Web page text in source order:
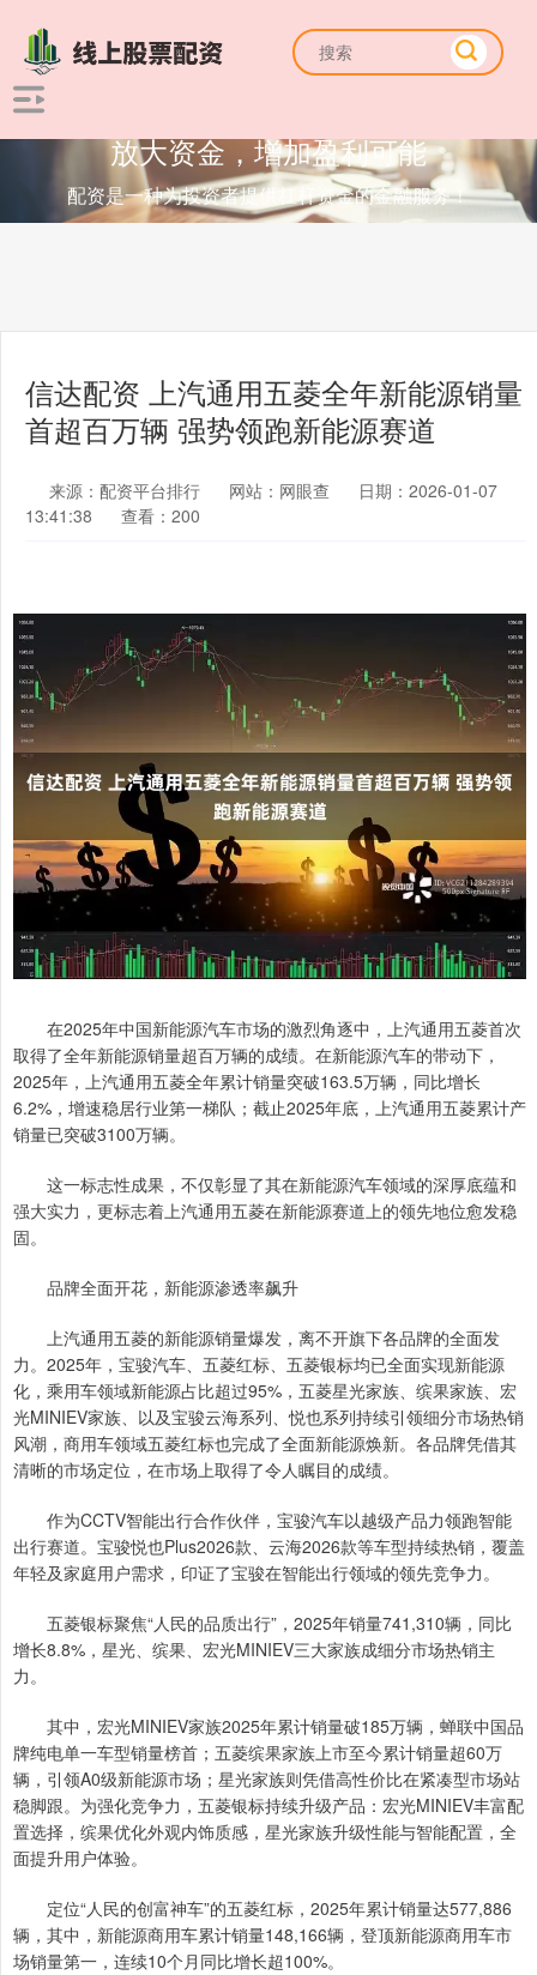
放大资金，增加盈利可能
配资是一种为投资者提供杠杆资金的金融服务！
信达配资 上汽通用五菱全年新能源销量
首超百万辆 强势领跑新能源赛道
来源：配资平台排行 网站：网眼查
日期：2026-01-07
13:41:38
查看：200
在2025年中国新能源汽车市场的激烈角逐中，上汽通用五菱首次
取得了全年新能源销量超百万辆的成绩。在新能源汽车的带动下，
2025年，上汽通用五菱全年累计销量突破163.5万辆，同比增长
6.2%，增速稳居行业第一梯队；截止2025年底，上汽通用五菱累计产
销量已突破3100万辆。
这一标志性成果，不仅彰显了其在新能源汽车领域的深厚底蕴和
强大实力，更标志着上汽通用五菱在新能源赛道上的领先地位愈发稳
固。
品牌全面开花，新能源渗透率飙升
上汽通用五菱的新能源销量爆发，离不开旗下各品牌的全面发
力。2025年，宝骏汽车、五菱红标、五菱银标均已全面实现新能源
化，乘用车领域新能源占比超过95%，五菱星光家族、缤果家族、宏
光MINIEV家族、以及宝骏云海系列、悦也系列持续引领细分市场热销
风潮，商用车领域五菱红标也完成了全面新能源焕新。各品牌凭借其
清晰的市场定位，在市场上取得了令人瞩目的成绩。
作为CCTV智能出行合作伙伴，宝骏汽车以越级产品力领跑智能
出行赛道。宝骏悦也Plus2026款、云海2026款等车型持续热销，覆盖
年轻及家庭用户需求，印证了宝骏在智能出行领域的领先竞争力。
五菱银标聚焦“人民的品质出行”，2025年销量741,310辆，同比
增长8.8%，星光、缤果、宏光MINIEV三大家族成细分市场热销主
力。
其中，宏光MINIEV家族2025年累计销量破185万辆，蝉联中国品
牌纯电单一车型销量榜首；五菱缤果家族上市至今累计销量超60万
辆，引领A0级新能源市场；星光家族则凭借高性价比在紧凑型市场站
稳脚跟。为强化竞争力，五菱银标持续升级产品：宏光MINIEV丰富配
置选择，缤果优化外观内饰质感，星光家族升级性能与智能配置，全
面提升用户体验。
定位“人民的创富神车”的五菱红标，2025年累计销量达577,886
辆，其中，新能源商用车累计销量148,166辆，登顶新能源商用车市
场销量第一，连续10个月同比增长超100%。